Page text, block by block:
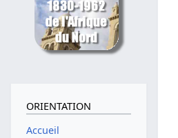
ORIENTATION
Accueil